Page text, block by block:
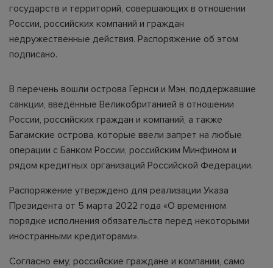
государств и территорий, совершающих в отношении
России, российских компаний и граждан
недружественные действия. Распоряжение об этом
подписано.
В перечень вошли острова Гернси и Мэн, поддержавшие
санкции, введённые Великобританией в отношении
России, российских граждан и компаний, а также
Багамские острова, которые ввели запрет на любые
операции с Банком России, российским Минфином и
рядом кредитных организаций Российской Федерации.
Распоряжение утверждено для реализации Указа
Президента от 5 марта 2022 года «О временном
порядке исполнения обязательств перед некоторыми
иностранными кредиторами».
Согласно ему, российские граждане и компании, само